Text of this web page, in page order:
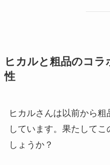
ヒカルと粗品のコ
性
ヒカルさんは以前から
しています。果たして
しょうか？